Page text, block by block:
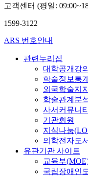
고객센터 (평일:
1599-3122
ARS 번호안내
관련누리집
대학공개강
학술정보통
외국학술지
학술관계분
사서커뮤니티
기관회원
지식나눔
의학전자도
유관기관 사이트
교육부
국립장애인